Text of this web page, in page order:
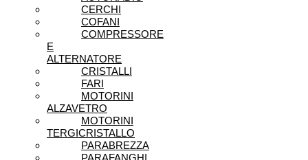
CERCHI
COFANI
COMPRESSORE
E
ALTERNATORE
CRISTALLI
FARI
MOTORINI
ALZAVETRO
MOTORINI
TERGICRISTALLO
PARABREZZA